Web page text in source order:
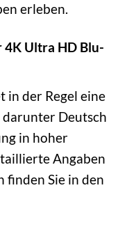
erleben.
4K Ultra HD Blu-
in der Regel eine
darunter Deutsch
in hoher
Angaben
finden Sie in den